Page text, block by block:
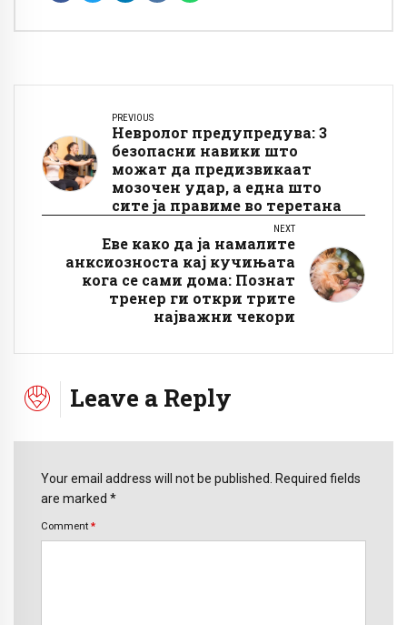
PREVIOUS
Невролог предупредува: 3
безопасни навики што
можат да предизвикаат
мозочен удар, а една што
сите ја правиме во теретана
NEXT
Еве како да ја намалите
анксиозноста кај кучињата
кога се сами дома: Познат
тренер ги откри трите
најважни чекори
Leave a Reply
Your email address will not be published. Required fields
are marked *
Comment *